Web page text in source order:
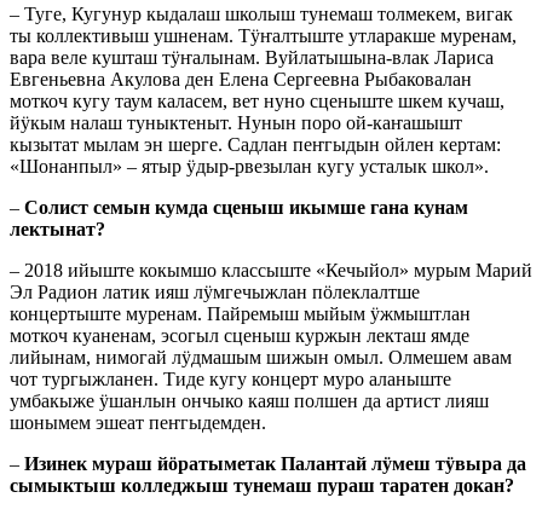
– Туге, Кугунур кыдалаш школыш тунемаш толмекем, вигак
ты коллективыш ушненам. Тӱҥалтыште утларакше муренам,
вара веле кушташ тӱҥалынам. Вуйлатышына-влак Лариса
Евгеньевна Акулова ден Елена Сергеевна Рыбаковалан
моткоч кугу таум каласем, вет нуно сценыште шкем кучаш,
йӱкым налаш туныктеныт. Нунын поро ой-каҥашышт
кызытат мылам эн шерге. Садлан пеҥгыдын ойлен кертам:
«Шонанпыл» – ятыр ӱдыр-рвезылан кугу усталык школ».
– Солист семын кумда сценыш икымше гана кунам
лектынат?
– 2018 ийыште кокымшо классыште «Кечыйол» мурым Марий
Эл Радион латик ияш лӱмгечыжлан пӧлеклалтше
концертыште муренам. Пайремыш мыйым ӱжмыштлан
моткоч куаненам, эсогыл сценыш куржын лекташ ямде
лийынам, нимогай лӱдмашым шижын омыл. Олмешем авам
чот тургыжланен. Тиде кугу концерт муро аланыште
умбакыже ӱшанлын ончыко каяш полшен да артист лияш
шонымем эшеат пеҥгыдемден.
– Изинек мураш йӧратыметак Палантай лӱмеш тӱвыра да
сымыктыш колледжыш тунемаш пураш таратен докан?